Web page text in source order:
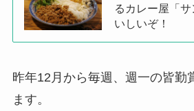
るカレー屋「
いしいぞ！
昨年12月から毎週、週一の皆勤
ます。